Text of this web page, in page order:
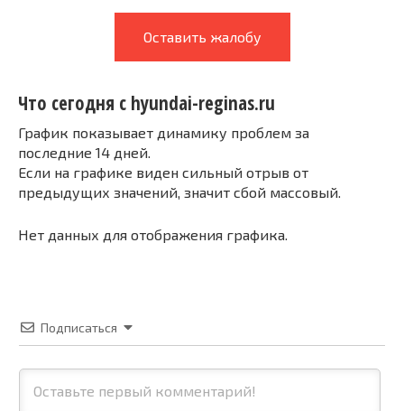
Оставить жалобу
Что сегодня с hyundai-reginas.ru
График показывает динамику проблем за
последние 14 дней.
Если на графике виден сильный отрыв от
предыдущих значений, значит сбой массовый.
Нет данных для отображения графика.
Подписаться